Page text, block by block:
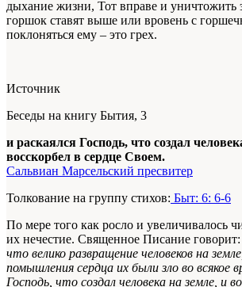
дыхание жизни, Тот вправе и уничтожить
горшок ставят выше или вровень с
поклоняться ему – это грех.
Источник
Беседы на книгу Бытия, 3
и раскаялся Господь, что создал
восскорбел в сердце Своем.
Сальвиан Марсельский пресвитер
Толкование на группу стихов: Быт: 6: 6-6
По мере того как росло и увеличивалось
их нечестие. Священное Писание говорит:
что велико развращение человеков на
помышления сердца их были зло во всякое
Господь, что создал человека на земле, и